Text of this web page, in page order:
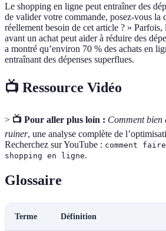
Le shopping en ligne peut entraîner des
de valider votre commande, posez-vous la
réellement besoin de cet article ? » Parfois,
avant un achat peut aider à réduire des
a montré qu’environ 70 % des achats en
entraînant des dépenses superflues.
📺 Ressource Vidéo
> 📺 Pour aller plus loin : Comment bien
ruiner, une analyse complète de
Recherchez sur YouTube : comment
shopping en ligne.
Glossaire
Terme Définition